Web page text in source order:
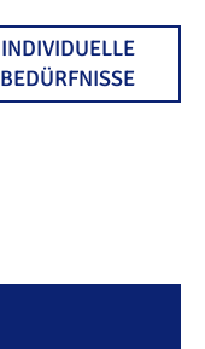
INDIVIDUELLE
BEDÜRFNISSE